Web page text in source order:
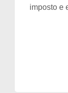
imposto e